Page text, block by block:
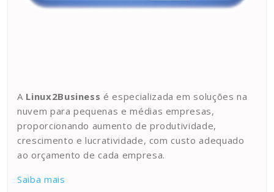
A Linux2Business é especializada em soluções na
nuvem para pequenas e médias empresas,
proporcionando aumento de produtividade,
crescimento e lucratividade, com custo adequado
ao orçamento de cada empresa.
Saiba mais